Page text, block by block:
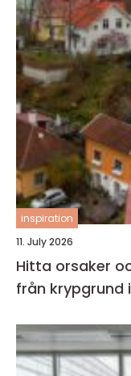
inspiration
11. July 2026
Hitta orsaker
från krypgrund